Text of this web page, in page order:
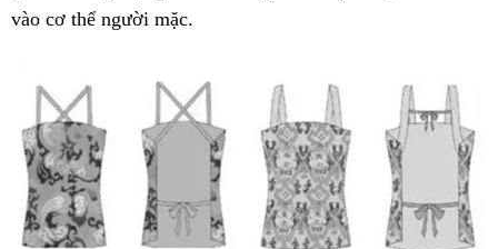
vào cơ thể người mặc.